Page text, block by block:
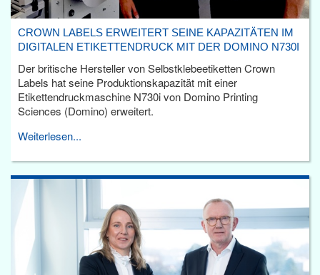
CROWN LABELS ERWEITERT SEINE KAPAZITÄTEN IM
DIGITALEN ETIKETTENDRUCK MIT DER DOMINO N730I
Der britische Hersteller von Selbstklebeetiketten Crown
Labels hat seine Produktionskapazität mit einer
Etikettendruckmaschine N730i von Domino Printing
Sciences (Domino) erweitert.
Weiterlesen...